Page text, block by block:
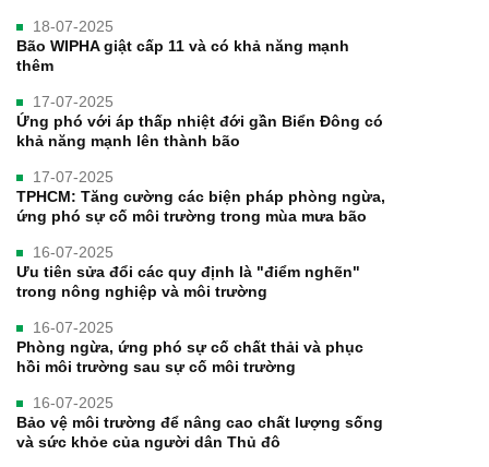
18-07-2025
Bão WIPHA giật cấp 11 và có khả năng mạnh
thêm
17-07-2025
Ứng phó với áp thấp nhiệt đới gần Biển Đông có
khả năng mạnh lên thành bão
17-07-2025
TPHCM: Tăng cường các biện pháp phòng ngừa,
ứng phó sự cố môi trường trong mùa mưa bão
16-07-2025
Ưu tiên sửa đổi các quy định là "điểm nghẽn"
trong nông nghiệp và môi trường
16-07-2025
Phòng ngừa, ứng phó sự cố chất thải và phục
hồi môi trường sau sự cố môi trường
16-07-2025
Bảo vệ môi trường để nâng cao chất lượng sống
và sức khỏe của người dân Thủ đô